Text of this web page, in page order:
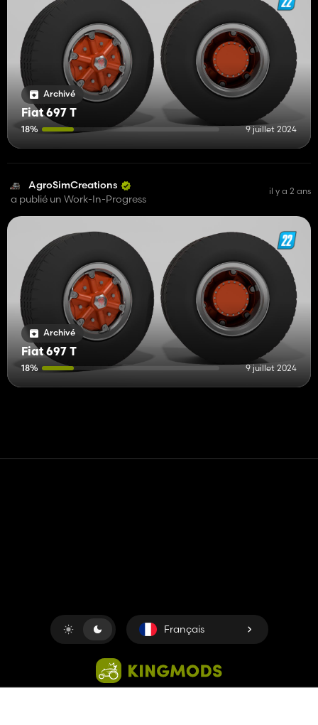
Archivé
Fiat 697 T
18% 9 juillet 2024
AgroSimCreations
a publié un Work-In-Progress
il y a 2 ans
Archivé
Fiat 697 T
18% 9 juillet 2024
Français